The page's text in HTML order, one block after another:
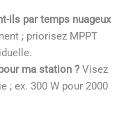
ils par temps nuageux
; priorisez MPPT
ma station ? Visez
; ex. 300 W pour 2000